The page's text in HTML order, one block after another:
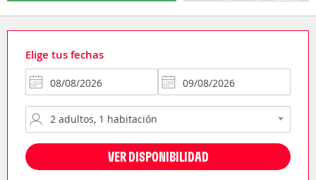
Elige tus fechas
VER DISPONIBILIDAD